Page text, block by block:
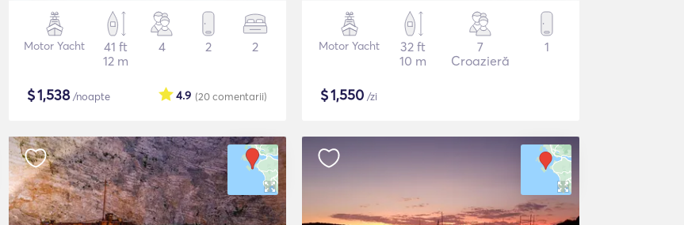
Motor Yacht
41 ft
12 m
4 2 2
$1,538/noapte (20comentarii)
4.9
Motor Yacht
32 ft
10 m
7
Croazieră
1
$1,550 /zi